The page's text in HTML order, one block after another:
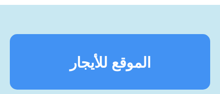
الموقع للأيجار